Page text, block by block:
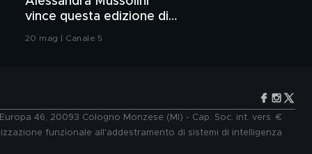
vince questa edizione di
Grande Fratello VIP
20 mag | Canale 5
46, 20093 Cologno Monzese (MI) - Cap. Soc. int. vers. €
funzionale all'addestramento di sistemi di intelligenza